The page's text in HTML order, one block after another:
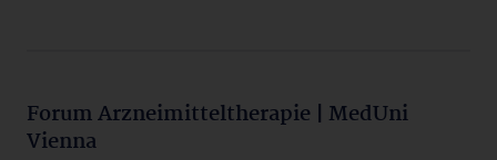
Forum Arzneimitteltherapie | MedUni
Vienna